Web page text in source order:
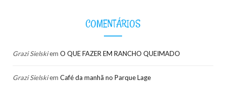
COMENTÁRIOS
Grazi Sielskiem O QUE FAZER EM RANCHO QUEIMADO
Grazi Sielskiem Café da manhã no Parque Lage